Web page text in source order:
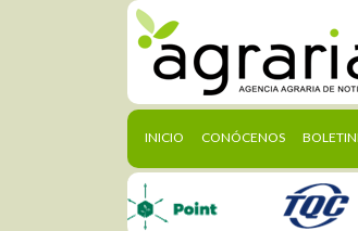
INICIO (CURRENT)
CONÓCENOS